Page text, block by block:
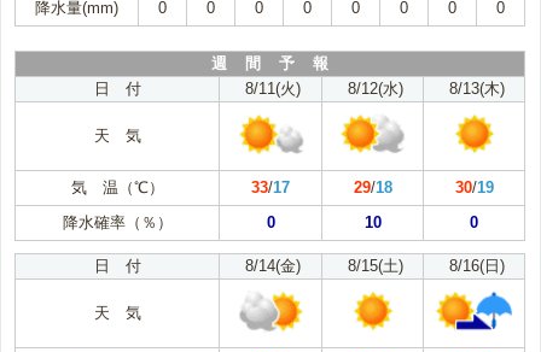
降水量(mm)
0 0 0 0 0 0 0 0
週 間 予 報
日 付
8/11(火) 8/12(水) 8/13(木)
天 気
気 温（℃） 33/17 29/18 30/19
降水確率（％）
0 10 0
日 付 8/14(金) 8/15(土) 8/16(日)
天 気